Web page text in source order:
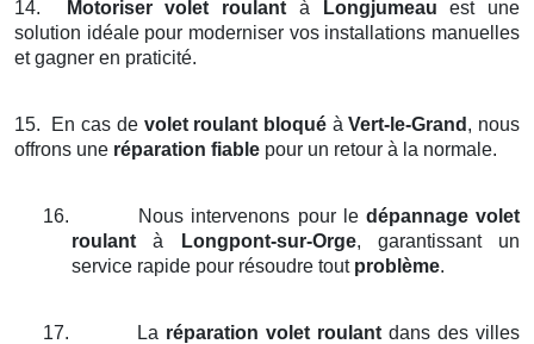
14. Motoriser volet roulant à Longjumeau est une
solution idéale pour moderniser vos installations manuelles
et gagner en praticité.
15. En cas de volet roulant bloquéàVert-le-Grand , nous
offrons une réparation fiable pour un retour à la normale.
16. Nous intervenons pour le dépannage volet
roulant à Longpont-sur-Orge, garantissant un
service rapide pour résoudre tout problème.
17. La réparation volet roulantdans des villes